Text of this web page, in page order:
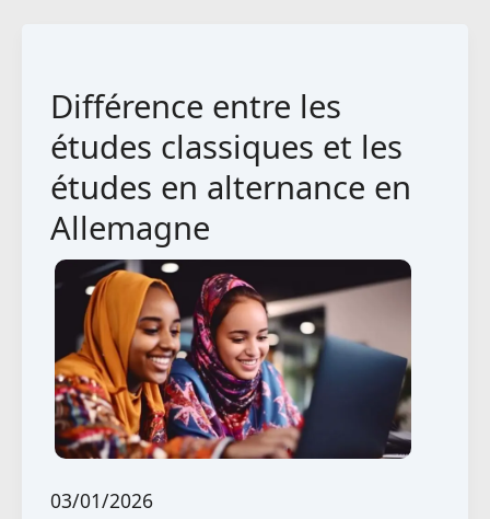
Allemagne
Différence entre les
études classiques et les
études en alternance en
Allemagne
03/01/2026